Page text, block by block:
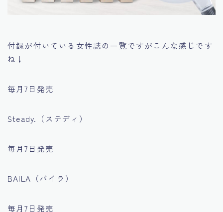
付録が付いている女性誌の一覧ですがこんな感じです
ね↓
毎月7日発売
Steady.（ステディ）
毎月7日発売
BAILA（バイラ）
毎月7日発売